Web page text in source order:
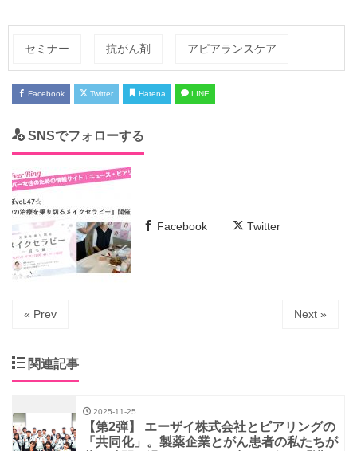
セミナー 抗がん剤 アピアランスケア
Facebook Twitter Hatena LINE
SNSでフォローする
Facebook Twitter
« Prev Next »
関連記事
2025-11-25
【第2弾】 エーザイ株式会社とピアリングの
「共同化」。製薬企業とがん患者の私たちが